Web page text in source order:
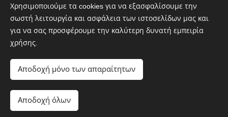
βιβλιοπωλείο "ΔΙΑΝΟΗΣΗ", Μασσαλίας 12,
αλλά και να τα παραγγείλετε ηλεκτρονικά:
α) "Βιβλιοπωλείο Πολιτεία",
Δημιουργήστε δωρεάν ιστοσελίδα!
Χρησιμοποιούμε τα cookies για να εξασφαλίσουμε την
σωστή λειτουργία και ασφάλεια των ιστοσελίδων μας και
για να σας προσφέρουμε την καλύτερη δυνατή εμπειρία
χρήσης.
Αποδοχή μόνο των απαραίτητων
Αποδοχή όλων